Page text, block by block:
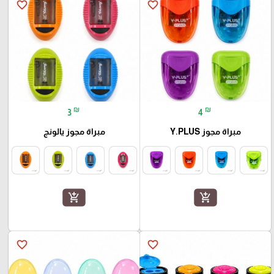
favorite_border
4 ₪
مبراة مجوز Y.PLUS
add_shopping_cart
favorite_border
3 ₪
مبراة مجوز يالونج
add_shopping_cart
favorite_border
favorite_border